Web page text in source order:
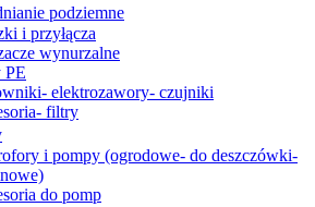
podziemne
i przyłącza
wynurzalne
PE
elektrozawory- czujniki
filtry
i pompy (ogrodowe- do deszczówki-
do pomp